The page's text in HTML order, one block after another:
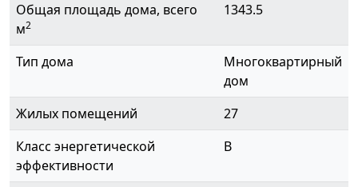
Общая площадь дома, всего
м2
1343.5
Тип дома
Многоквартирный
дом
Жилых помещений
27
Класс энергетической
эффективности
B